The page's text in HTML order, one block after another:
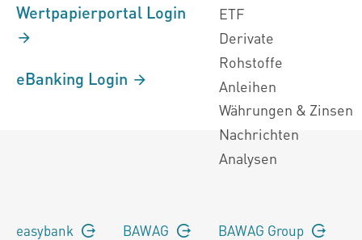
Wertpapierportal Login
eBanking Login
ETF
Derivate
Rohstoffe
Anleihen
Währungen & Zinsen
Nachrichten
Analysen
easybank BAWAG BAWAG Group